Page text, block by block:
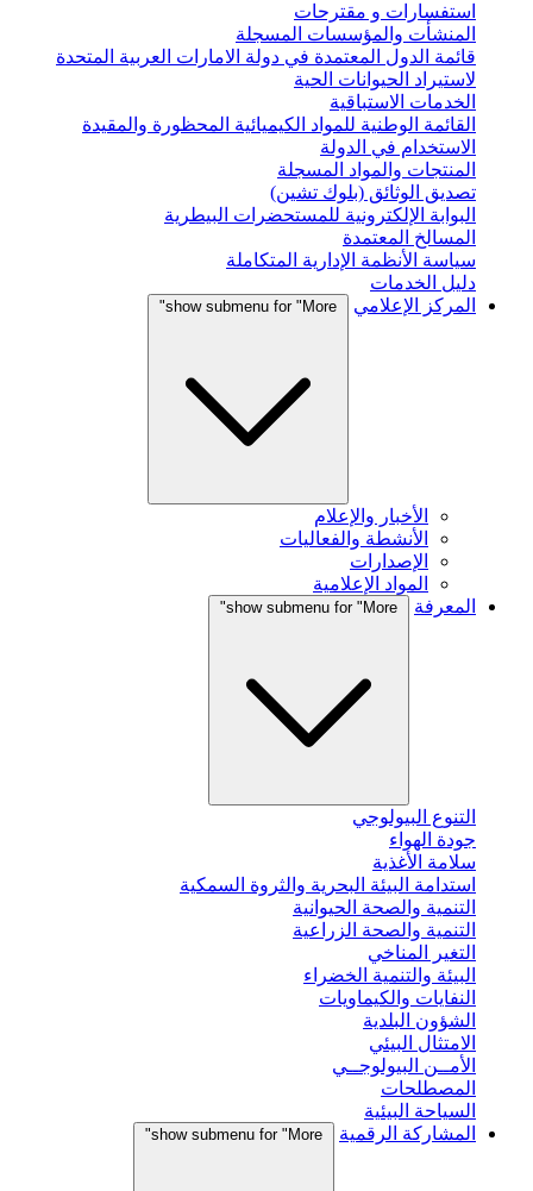
استفسارات و مقترحات
المنشأت والمؤسسات المسجلة
قائمة الدول المعتمدة في دولة الامارات العربية المتحدة
لاستيراد الحيوانات الحية
الخدمات الاستباقية
القائمة الوطنية للمواد الكيميائية المحظورة والمقيدة
الاستخدام في الدولة
المنتجات والمواد المسجلة
تصديق الوثائق (بلوك تشين)
البوابة الإلكترونية للمستحضرات البيطرية
المسالخ المعتمدة
سياسة الأنظمة الإدارية المتكاملة
دليل الخدمات
المركز الإعلامي
show submenu for "More"
الأخبار والإعلام
الأنشطة والفعاليات
الإصدارات
المواد الإعلامية
المعرفة
show submenu for "More"
التنوع البيولوجي
جودة الهواء
سلامة الأغذية
استدامة البيئة البحرية والثروة السمكية
التنمية والصحة الحيوانية
التنمية والصحة الزراعية
التغير المناخي
البيئة والتنمية الخضراء
النفايات والكيماويات
الشؤون البلدية
الامتثال البيئي
الأمــن البيولوجــي
المصطلحات
السياحة البيئية
المشاركة الرقمية
show submenu for "More"